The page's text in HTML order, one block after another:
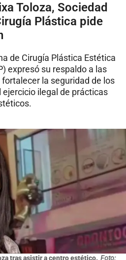
Toloza, Sociedad
Plástica pide
de Cirugía Plástica Estética
expresó su respaldo a las
la seguridad de los
ilegal de prácticas
tras asistir a centro estético. Foto: